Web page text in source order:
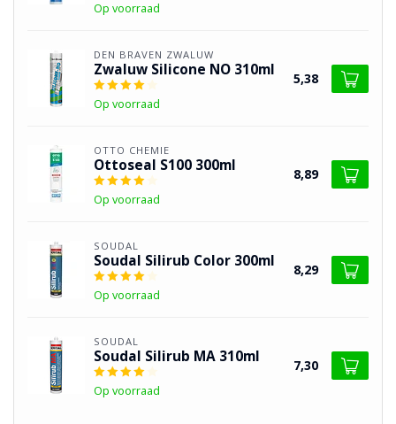
Op voorraad
DEN BRAVEN ZWALUW
Zwaluw Silicone NO 310ml
Op voorraad
5,38
OTTO CHEMIE
Ottoseal S100 300ml
Op voorraad
8,89
SOUDAL
Soudal Silirub Color 300ml
Op voorraad
8,29
SOUDAL
Soudal Silirub MA 310ml
Op voorraad
7,30